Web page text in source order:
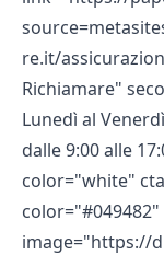
re.it/
Richiamare"
Lunedì al
dalle 9:00 alle
color="white"
image="https://